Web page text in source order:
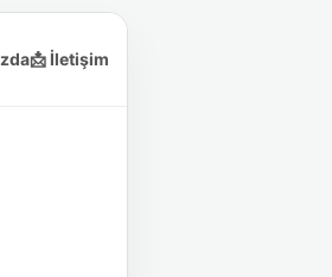
📩 İletişim